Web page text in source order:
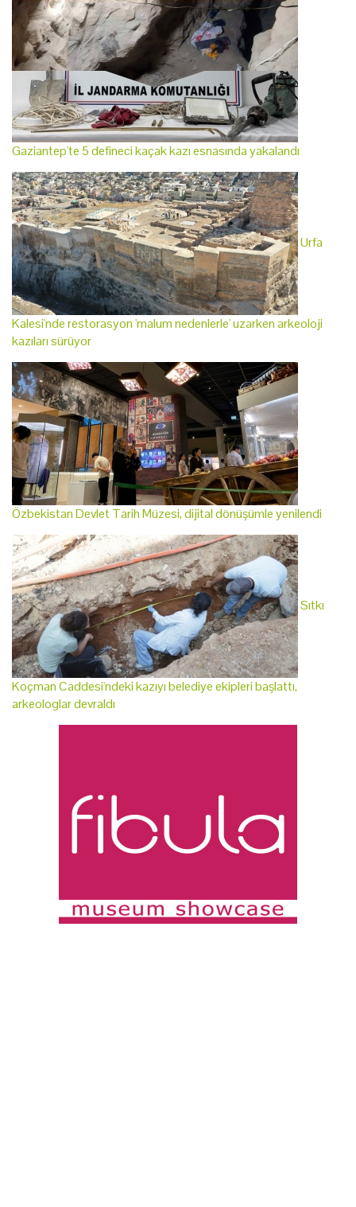
Gaziantep'te 5 defineci kaçak kazı esnasında yakalandı
Urfa
Kalesi'nde restorasyon 'malum nedenlerle' uzarken arkeoloji
kazıları sürüyor
Özbekistan Devlet Tarih Müzesi, dijital dönüşümle yenilendi
Sıtkı
Koçman Caddesi'ndeki kazıyı belediye ekipleri başlattı,
arkeologlar devraldı